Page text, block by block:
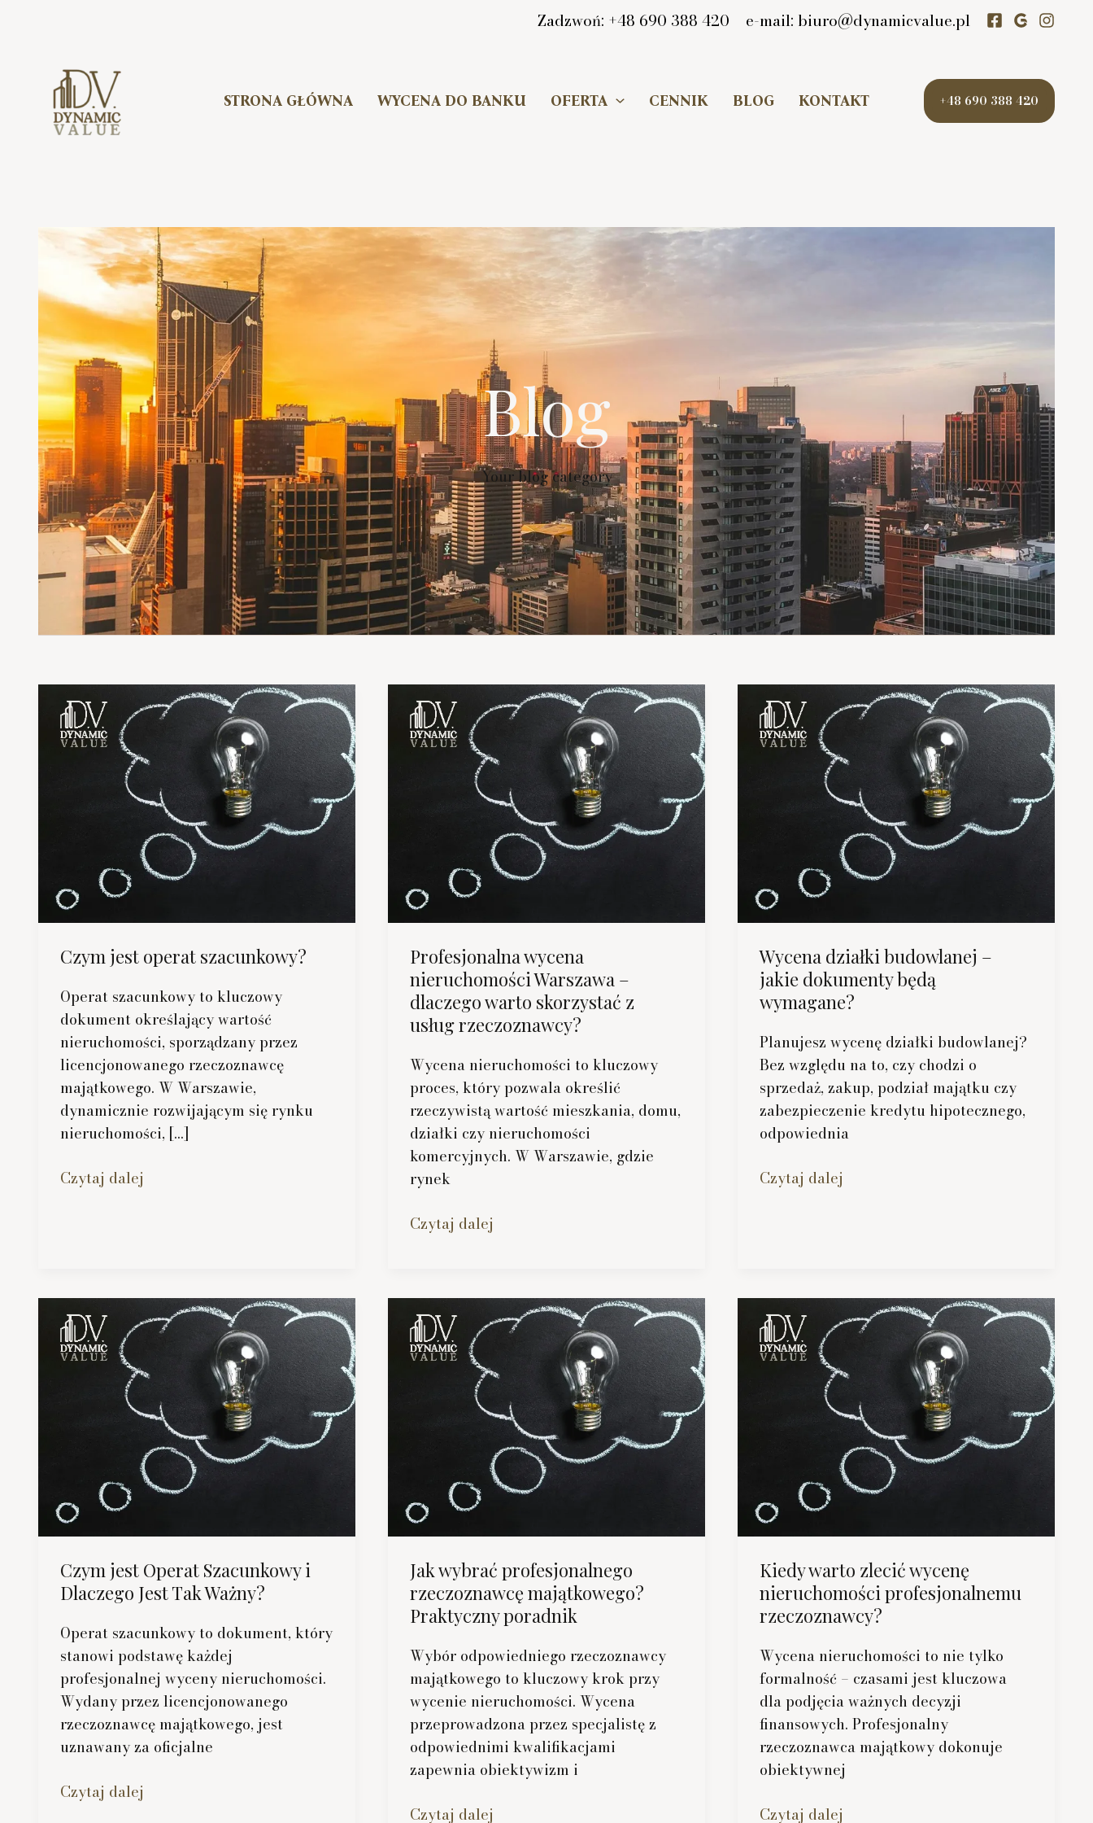
Zadzwoń: +48 690 388 420 e-mail: biuro@dynamicvalue.pl
STRONA GŁÓWNA WYCENA DO BANKU OFERTA CENNIK BLOG KONTAKT +48 690 388 420
Blog
Your blog category
Czym jest operat szacunkowy?
Operat szacunkowy to kluczowy
dokument określający wartość
nieruchomości, sporządzany przez
licencjonowanego rzeczoznawcę
majątkowego. W Warszawie,
dynamicznie rozwijającym się rynku
nieruchomości, […]
Czym
Czytaj dalej
Profesjonalna wycena
nieruchomości Warszawa –
dlaczego warto skorzystać z
usług rzeczoznawcy?
Wycena nieruchomości to kluczowy
proces, który pozwala określić
rzeczywistą wartość mieszkania, domu,
działki czy nieruchomości
komercyjnych. W Warszawie, gdzie
rynek
Profesjonalna
–
dlaczego
warto
skorzystać
usług
rzeczoznawcy?
Czytaj dalej
Wycena działki budowlanej –
jakie dokumenty będą
wymagane?
Planujesz wycenę działki budowlanej?
Bez względu na to, czy chodzi o
sprzedaż, zakup, podział majątku czy
zabezpieczenie kredytu hipotecznego,
odpowiednia
Wycena
będą
wymagane?
Czytaj dalej
Czym jest Operat Szacunkowy i
Dlaczego Jest Tak Ważny?
Operat szacunkowy to dokument, który
stanowi podstawę każdej
profesjonalnej wyceny nieruchomości.
Wydany przez licencjonowanego
rzeczoznawcę majątkowego, jest
uznawany za oficjalne
Czym
Czytaj dalej
Jak wybrać profesjonalnego
rzeczoznawcę majątkowego?
Praktyczny poradnik
Wybór odpowiedniego rzeczoznawcy
majątkowego to kluczowy krok przy
wycenie nieruchomości. Wycena
przeprowadzona przez specjalistę z
odpowiednimi kwalifikacjami
zapewnia obiektywizm i
Jak
Czytaj dalej
Kiedy warto zlecić wycenę
nieruchomości profesjonalnemu
rzeczoznawcy?
Wycena nieruchomości to nie tylko
formalność – czasami jest kluczowa
dla podjęcia ważnych decyzji
finansowych. Profesjonalny
rzeczoznawca majątkowy dokonuje
obiektywnej
Kiedy
Czytaj dalej